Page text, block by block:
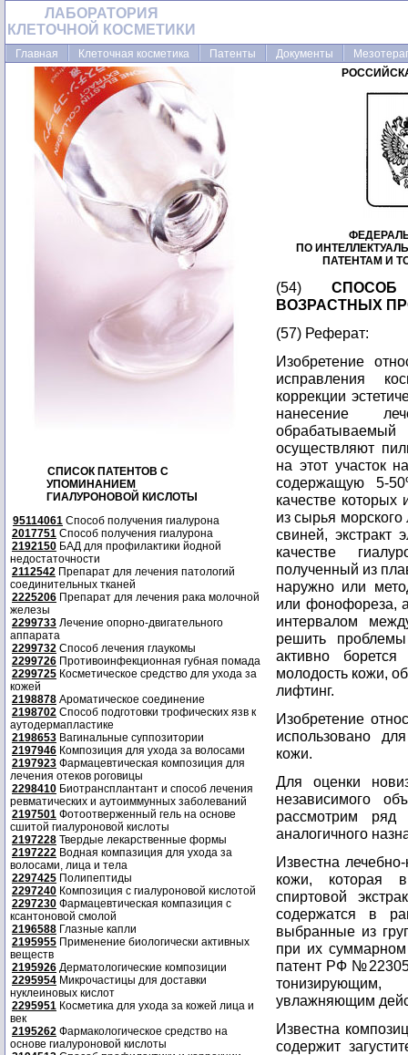
ЛАБОРАТОРИЯ
КЛЕТОЧНОЙ КОСМЕТИКИ
Главная Клеточная косметика Патенты Документы
СПИСОК ПАТЕНТОВ С
УПОМИНАНИЕМ
ГИАЛУРОНОВОЙ КИСЛОТЫ
95114061 Способ получения гиалурона
2017751 Способ получения гиалурона
2192150 БАД для профилактики йодной
недостаточности
2112542 Препарат для лечения патологий
соединительных тканей
2225206 Препарат для лечения рака молочной
железы
2299733 Лечение опорно-двигательного
аппарата
2299732 Способ лечения глаукомы
2299726 Противоинфекционная губная помада
2299725 Косметическое средство для ухода за
кожей
2198878 Ароматическое соединение
2198702 Способ подготовки трофических язв к
аутодермапластике
2198653 Вагинальные суппозитории
2197946 Композиция для ухода за волосами
2197923 Фармацевтическая композиция для
лечения отеков роговицы
2298410 Биотрансплантант и способ лечения
ревматических и аутоиммунных заболеваний
2197501 Фотоотверженный гель на основе
сшитой гиалуроновой кислоты
2197228 Твердые лекарственные формы
2197222 Водная компазиция для ухода за
волосами, лица и тела
2297425 Полипептиды
2297240 Композиция с гиалуроновой кислотой
2297230 Фармацевтическая компазиция с
ксантоновой смолой
2196588 Глазные капли
2195955 Применение биологически активных
веществ
2195926 Дерматологические композиции
2295954 Микрочастицы для доставки
нуклеиновых кислот
2295951 Косметика для ухода за кожей лица и
век
2195262 Фармакологическое средство на
основе гиалуроновой кислоты
ПО
ПАТЕНТАМ И
(54)
ВОЗРАСТНЫХ
(57) Реферат:
Изобретение
исправления
коррекции
нанесение
осуществляют
на этот участок
содержащую 5-
качестве которых
из сырья
свиней, экстракт
качестве
полученный из
наружно или
или фонофореза,
интервалом
решить проблемы
активно
молодость кожи,
лифтинг.
Изобретение
использовано
кожи.
Для оценки
независимого
рассмотрим ряд
аналогичного
Известна
кожи, которая
спиртовой
содержатся в
выбранные из
при их
патент РФ
увлажняющим
Известна
содержит